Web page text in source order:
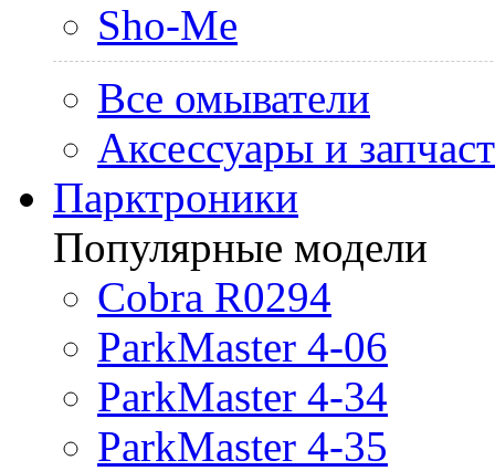
Sho-Me
Все омыватели
Аксессуары и
Парктроники
Популярные модели
Cobra R0294
ParkMaster 4-06
ParkMaster 4-34
ParkMaster 4-35